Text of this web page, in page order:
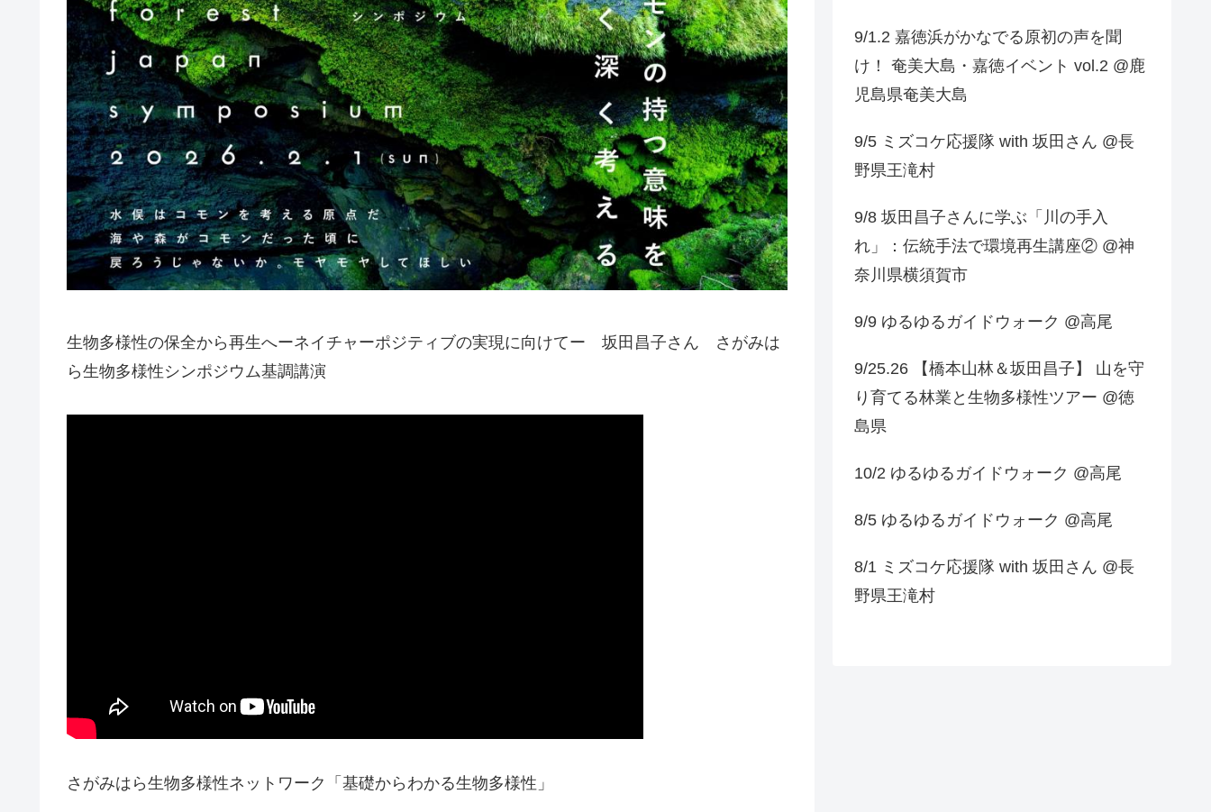
生物多様性の保全から再生へーネイチャーポジティブの実現に向けてー 坂田昌子さん さがみは
ら生物多様性シンポジウム基調講演
さがみはら生物多様性ネットワーク「基礎からわかる生物多様性」
9/1.2 嘉徳浜がかなでる原初の声を聞
け！ 奄美大島・嘉徳イベント vol.2 @鹿
児島県奄美大島
9/5 ミズコケ応援隊 with 坂田さん @長
野県王滝村
9/8 坂田昌子さんに学ぶ「川の手入
れ」：伝統手法で環境再生講座② @神
奈川県横須賀市
9/9 ゆるゆるガイドウォーク @高尾
9/25.26 【橋本山林＆坂田昌子】 山を守
り育てる林業と生物多様性ツアー @徳
島県
10/2 ゆるゆるガイドウォーク @高尾
8/5 ゆるゆるガイドウォーク @高尾
8/1 ミズコケ応援隊 with 坂田さん @長
野県王滝村